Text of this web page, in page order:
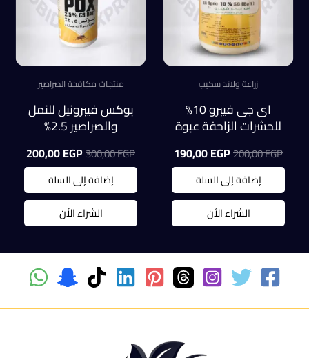
زراعة ولاند سكيب
اى جى فيبرو 10%
للحشرات الزاحفة عبوة
200,00EGP السعر
الأصلي
هو:
200,00 EGP.
190,00EGP
الحالي
190,00 EGP.
إضافة إلى السلة
الشراء الأن
منتجات مكافحة الصراصير
بوكس فيبرونيل للنمل
والصراصير 2.5%
100ملل
300,00EGP السعر
الأصلي
هو:
300,00 EGP.
200,00EGP
EGP.
إضافة إلى السلة
الشراء الأن